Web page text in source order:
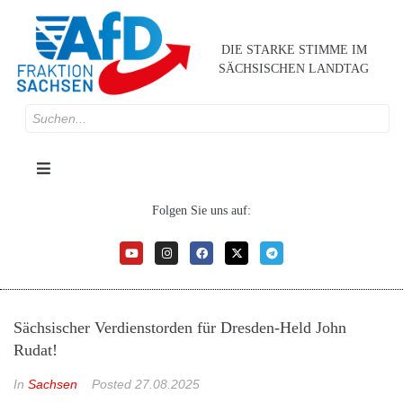
DIE STARKE STIMME IM
SÄCHSISCHEN LANDTAG
Folgen Sie uns auf:
Sächsischer Verdienstorden für Dresden-Held John
Rudat!
In Sachsen Posted 27.08.2025